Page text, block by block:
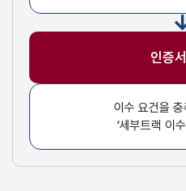
인증
이수 요건을 충
‘세부트랙 이